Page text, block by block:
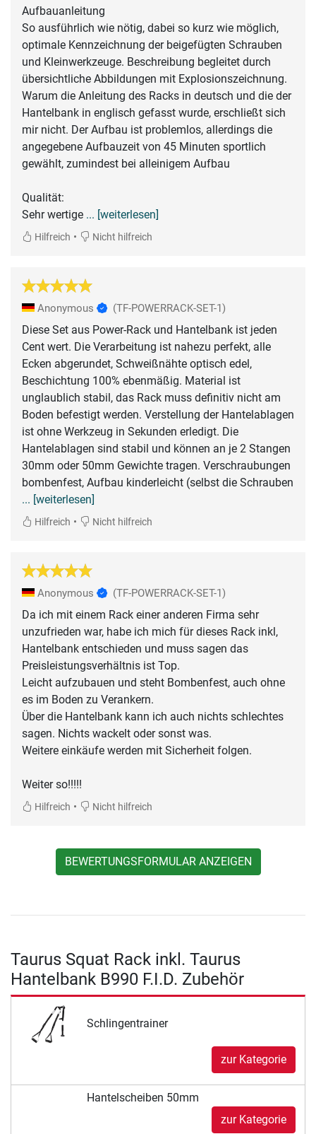
Aufbauanleitung
So ausführlich wie nötig, dabei so kurz wie möglich,
optimale Kennzeichnung der beigefügten Schrauben
und Kleinwerkzeuge. Beschreibung begleitet durch
übersichtliche Abbildungen mit Explosionszeichnung.
Warum die Anleitung des Racks in deutsch und die der
Hantelbank in englisch gefasst wurde, erschließt sich
mir nicht. Der Aufbau ist problemlos, allerdings die
angegebene Aufbauzeit von 45 Minuten sportlich
gewählt, zumindest bei alleinigem Aufbau
Qualität:
Sehr wertige ... [weiterlesen]
Hilfreich • Nicht hilfreich
Anonymous (TF-POWERRACK-SET-1)
Diese Set aus Power-Rack und Hantelbank ist jeden
Cent wert. Die Verarbeitung ist nahezu perfekt, alle
Ecken abgerundet, Schweißnähte optisch edel,
Beschichtung 100% ebenmäßig. Material ist
unglaublich stabil, das Rack muss definitiv nicht am
Boden befestigt werden. Verstellung der Hantelablagen
ist ohne Werkzeug in Sekunden erledigt. Die
Hantelablagen sind stabil und können an je 2 Stangen
30mm oder 50mm Gewichte tragen. Verschraubungen
bombenfest, Aufbau kinderleicht (selbst die Schrauben
... [weiterlesen]
Hilfreich • Nicht hilfreich
Anonymous (TF-POWERRACK-SET-1)
Da ich mit einem Rack einer anderen Firma sehr
unzufrieden war, habe ich mich für dieses Rack inkl,
Hantelbank entschieden und muss sagen das
Preisleistungsverhältnis ist Top.
Leicht aufzubauen und steht Bombenfest, auch ohne
es im Boden zu Verankern.
Über die Hantelbank kann ich auch nichts schlechtes
sagen. Nichts wackelt oder sonst was.
Weitere einkäufe werden mit Sicherheit folgen.
Weiter so!!!!!
Hilfreich • Nicht hilfreich
BEWERTUNGSFORMULAR ANZEIGEN
Taurus Squat Rack inkl. Taurus
Hantelbank B990 F.I.D. Zubehör
Schlingentrainer
zur Kategorie
Hantelscheiben 50mm
zur Kategorie